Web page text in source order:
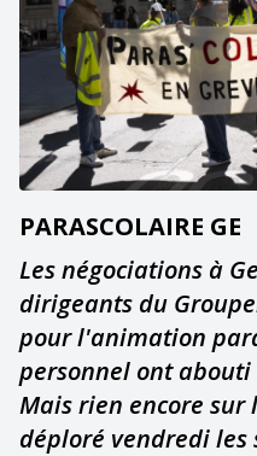
PARASCOLAIRE GE
Les négociations à
dirigeants du
pour l'animation
personnel ont abouti
Mais rien encore
déploré vendredi les